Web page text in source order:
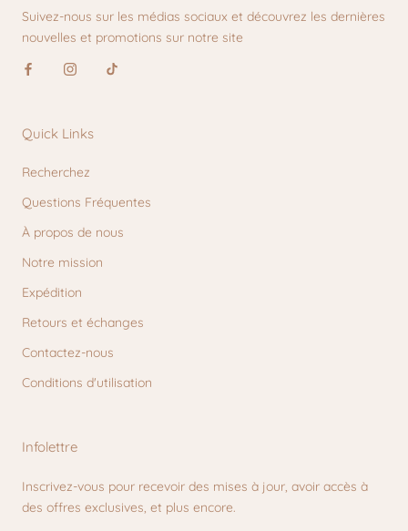
Suivez-nous sur les médias sociaux et découvrez les dernières
nouvelles et promotions sur notre site
Quick Links
Recherchez
Questions Fréquentes
À propos de nous
Notre mission
Expédition
Retours et échanges
Contactez-nous
Conditions d'utilisation
Infolettre
Inscrivez-vous pour recevoir des mises à jour, avoir accès à
des offres exclusives, et plus encore.